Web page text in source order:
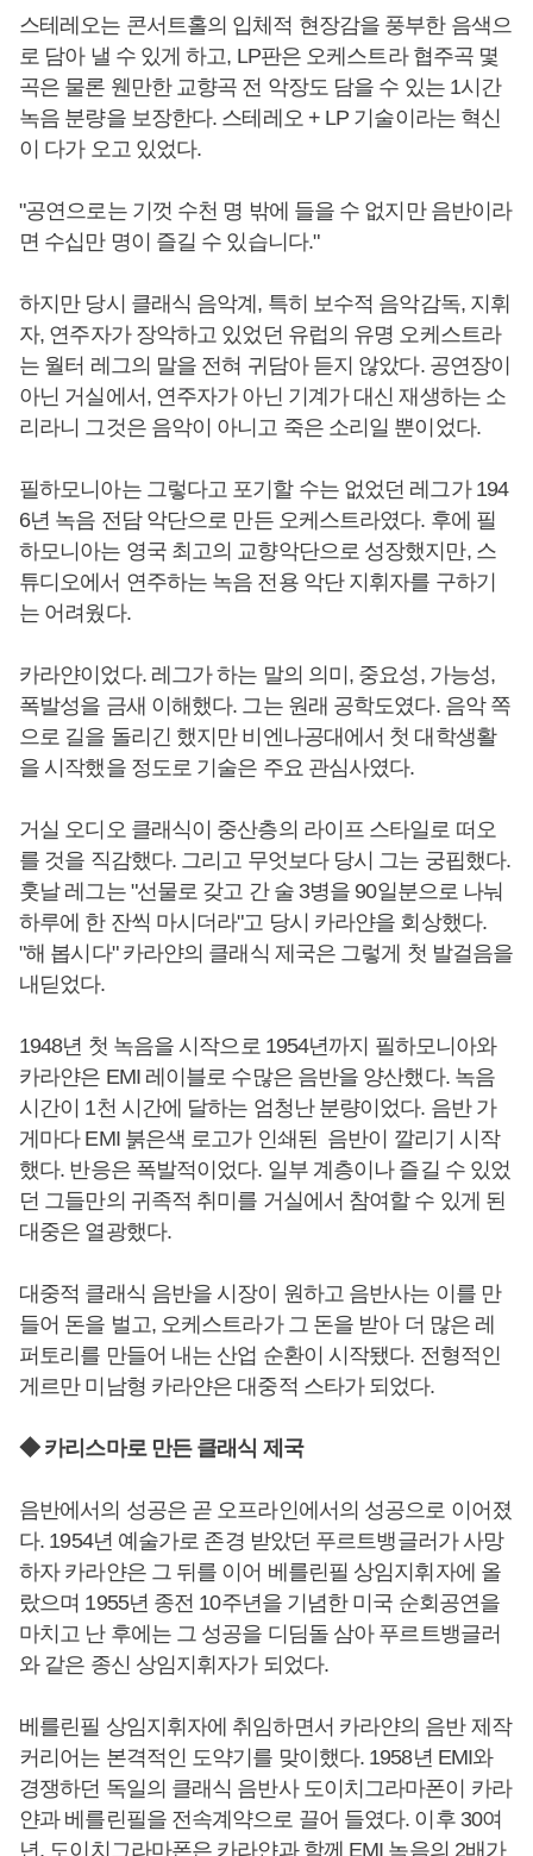
스테레오는 콘서트홀의 입체적 현장감을 풍부한 음색으
로 담아 낼 수 있게 하고, LP판은 오케스트라 협주곡 몇
곡은 물론 웬만한 교향곡 전 악장도 담을 수 있는 1시간
녹음 분량을 보장한다. 스테레오 + LP 기술이라는 혁신
이 다가 오고 있었다.
"공연으로는 기껏 수천 명 밖에 들을 수 없지만 음반이라
면 수십만 명이 즐길 수 있습니다."
하지만 당시 클래식 음악계, 특히 보수적 음악감독, 지휘
자, 연주자가 장악하고 있었던 유럽의 유명 오케스트라
는 월터 레그의 말을 전혀 귀담아 듣지 않았다. 공연장이
아닌 거실에서, 연주자가 아닌 기계가 대신 재생하는 소
리라니 그것은 음악이 아니고 죽은 소리일 뿐이었다.
필하모니아는 그렇다고 포기할 수는 없었던 레그가 194
6년 녹음 전담 악단으로 만든 오케스트라였다. 후에 필
하모니아는 영국 최고의 교향악단으로 성장했지만, 스
튜디오에서 연주하는 녹음 전용 악단 지휘자를 구하기
는 어려웠다.
카라얀이었다. 레그가 하는 말의 의미, 중요성, 가능성,
폭발성을 금새 이해했다. 그는 원래 공학도였다. 음악 쪽
으로 길을 돌리긴 했지만 비엔나공대에서 첫 대학생활
을 시작했을 정도로 기술은 주요 관심사였다.
거실 오디오 클래식이 중산층의 라이프 스타일로 떠오
를 것을 직감했다. 그리고 무엇보다 당시 그는 궁핍했다.
훗날 레그는 "선물로 갖고 간 술 3병을 90일분으로 나눠
하루에 한 잔씩 마시더라"고 당시 카라얀을 회상했다.
"해 봅시다" 카라얀의 클래식 제국은 그렇게 첫 발걸음을
내딛었다.
1948년 첫 녹음을 시작으로 1954년까지 필하모니아와
카라얀은 EMI 레이블로 수많은 음반을 양산했다. 녹음
시간이 1천 시간에 달하는 엄청난 분량이었다. 음반 가
게마다 EMI 붉은색 로고가 인쇄된 음반이 깔리기 시작
했다. 반응은 폭발적이었다. 일부 계층이나 즐길 수 있었
던 그들만의 귀족적 취미를 거실에서 참여할 수 있게 된
대중은 열광했다.
대중적 클래식 음반을 시장이 원하고 음반사는 이를 만
들어 돈을 벌고, 오케스트라가 그 돈을 받아 더 많은 레
퍼토리를 만들어 내는 산업 순환이 시작됐다. 전형적인
게르만 미남형 카라얀은 대중적 스타가 되었다.
◆ 카리스마로 만든 클래식 제국
음반에서의 성공은 곧 오프라인에서의 성공으로 이어졌
다. 1954년 예술가로 존경 받았던 푸르트뱅글러가 사망
하자 카라얀은 그 뒤를 이어 베를린필 상임지휘자에 올
랐으며 1955년 종전 10주년을 기념한 미국 순회공연을
마치고 난 후에는 그 성공을 디딤돌 삼아 푸르트뱅글러
와 같은 종신 상임지휘자가 되었다.
베를린필 상임지휘자에 취임하면서 카라얀의 음반 제작
커리어는 본격적인 도약기를 맞이했다. 1958년 EMI와
경쟁하던 독일의 클래식 음반사 도이치그라마폰이 카라
얀과 베를린필을 전속계약으로 끌어 들였다. 이후 30여
년, 도이치그라마폰은 카라얀과 함께 EMI 녹음의 2배가